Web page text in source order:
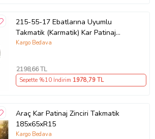
215-55-17 Ebatlarına Uyumlu
Takmatik (Karmatik) Kar Patinaj
Zinciri Space (Gri)
Kargo Bedava
2198,66 TL
Sepette %10 İndirim 1978,79 TL
Araç Kar Patinaj Zinciri Takmatik
185x65xR15
Kargo Bedava